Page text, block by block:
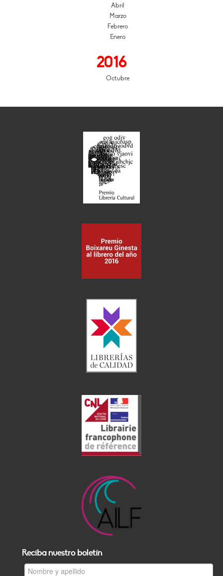
Abril
Marzo
Febrero
Enero
2016
Octubre
Reciba nuestro boletín